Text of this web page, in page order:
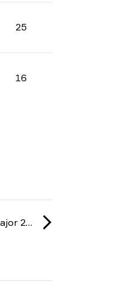
25
16
IEM: Cologne Major 2026